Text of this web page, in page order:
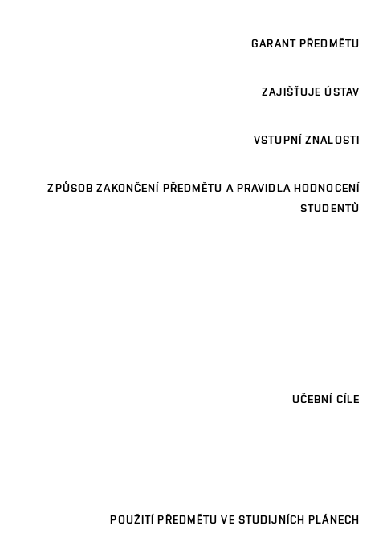
GARANT PŘEDMĚTU
ZAJIŠŤUJE ÚSTAV
VSTUPNÍ ZNALOSTI
ZPŮSOB ZAKONČENÍ PŘEDMĚTU A PRAVIDLA HODNOCENÍ
STUDENTŮ
UČEBNÍ CÍLE
POUŽITÍ PŘEDMĚTU VE STUDIJNÍCH PLÁNECH